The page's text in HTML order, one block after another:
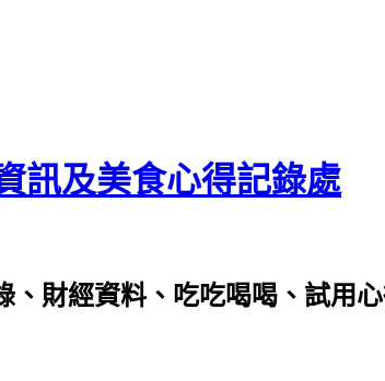
訊及美食心得記錄處
財經資料、吃吃喝喝、試用